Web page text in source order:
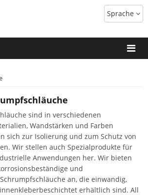
Sprache
sind in verschiedenen
Wandstärken und Farben
sich zur Isolierung und zum Schutz von
Wir stellen auch Spezialprodukte für
Anwendungen her. Wir bieten
und
an, die einwandig,
erhältlich sind. All